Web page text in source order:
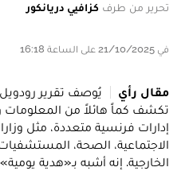
تحرير من طرف كزافيي دريانكور
في 21/10/2025 على الساعة 16:18
مقال رأي
يُوصف تقرير رودويل
تكشف كماً هائلاً من المعلومات
إدارات فرنسية متعددة، مثل
الاجتماعية، الصحة،
الخارجية. إنه أشبه بـ«هدية